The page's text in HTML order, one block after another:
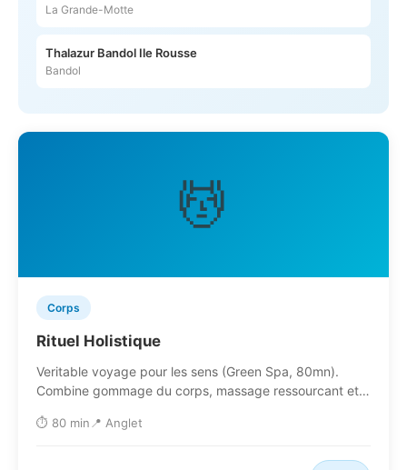
La Grande-Motte
Thalazur Bandol Ile Rousse
Bandol
💆
Corps
Rituel Holistique
Veritable voyage pour les sens (Green Spa, 80mn).
Combine gommage du corps, massage ressourcant et…
⏱️ 80 min 📍 Anglet